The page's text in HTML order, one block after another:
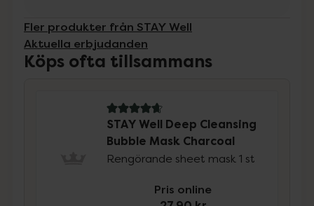
Fler produkter från STAY Well
Aktuella erbjudanden
Köps ofta tillsammans
4.7 av 5 i omdöme
STAY Well Deep Cleansing
Bubble Mask Charcoal
Rengörande sheet mask 1 st
Pris online